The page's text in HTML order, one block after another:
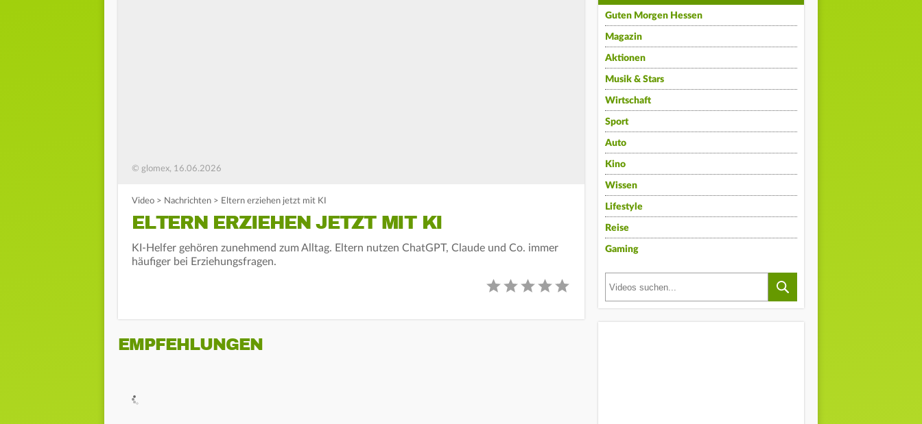
© glomex, 16.06.2026
Video > Nachrichten > Eltern erziehen jetzt mit KI
ELTERN ERZIEHEN JETZT MIT KI
KI-Helfer gehören zunehmend zum Alltag. Eltern nutzen ChatGPT, Claude und Co. immer
häufiger bei Erziehungsfragen.
EMPFEHLUNGEN
Guten Morgen Hessen
Magazin
Aktionen
Musik & Stars
Wirtschaft
Sport
Auto
Kino
Wissen
Lifestyle
Reise
Gaming